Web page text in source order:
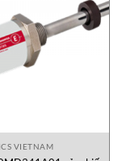
VIETNAM